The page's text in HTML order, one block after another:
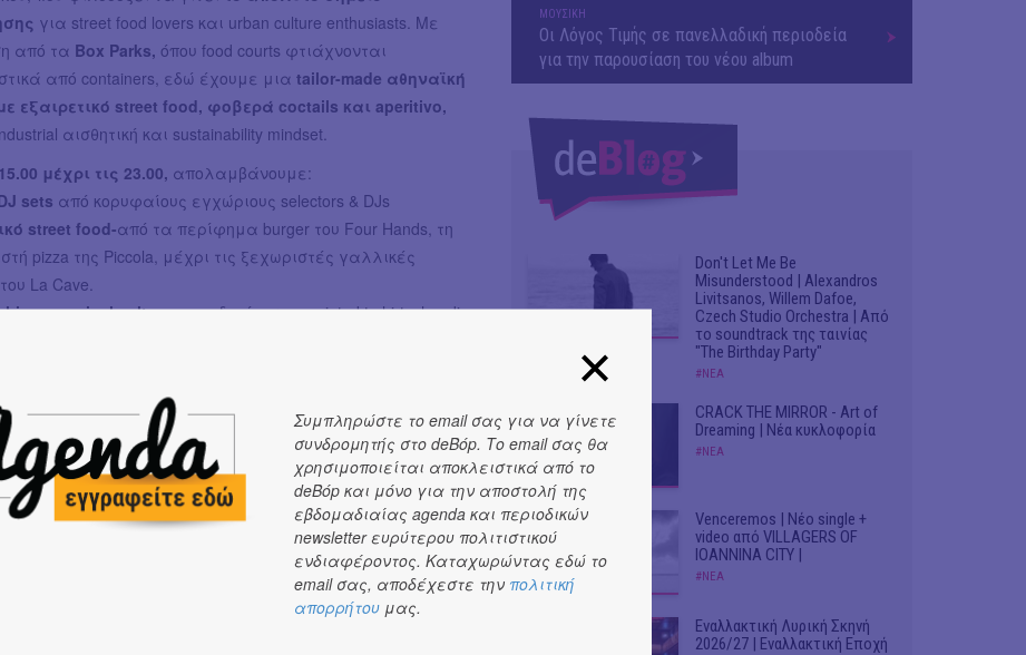
για street food lovers και urban culture enthusiasts. Με
από τα Box Parks, όπου food courts φτιάχνονται
από containers, εδώ έχουμε μια tailor-made αθηναϊκή
εξαιρετικό street food, φοβερά coctails και aperitivo,
αισθητική και sustainability mindset.
μέχρι τις 23.00, απολαμβάνουμε:
sets από κορυφαίους εγχώριους selectors & DJs
street food-από τα περίφημα burger του Four Hands, τη
pizza της Piccola, μέχρι τις ξεχωριστές γαλλικές
La Cave.
και vinyl culture-μοναδικά screen-printed t-shirts, hoodies
RSN, Mr.Z, Chevy x Pene
της πόλης χτυπά δυνατά στον Κεραμεικό – εσύ θα
by: Νύμφη | Powered by: Needless
Σόνια Βλάντη
ΜΟΥΣΙΚΗ
Οι Λόγος Τιμής σε πανελλαδική περιοδεία
για την παρουσίαση του νέου album
Don't Let Me Be
Misunderstood | Alexandros
Livitsanos, Willem Dafoe,
Czech Studio Orchestra | Από
το soundtrack της ταινίας
"The Birthday Party"
#ΝΕΑ
CRACK THE MIRROR - Art of
Dreaming | Νέα κυκλοφορία
#ΝΕΑ
Venceremos | Νέο single +
video από VILLAGERS OF
IOANNINA CITY |
#ΝΕΑ
Εναλλακτική Λυρική Σκηνή
2026/27 | Εναλλακτική Εποχή
Συμπληρώστε το email σας για να γίνετε
συνδρομητής στο deBόp. Το email σας θα
χρησιμοποιείται αποκλειστικά από το
deBόp και μόνο για την αποστολή της
εβδομαδιαίας agenda και περιοδικών
newsletter ευρύτερου πολιτιστικού
ενδιαφέροντος. Καταχωρώντας εδώ το
email σας, αποδέχεστε την πολιτική
απορρήτου μας.